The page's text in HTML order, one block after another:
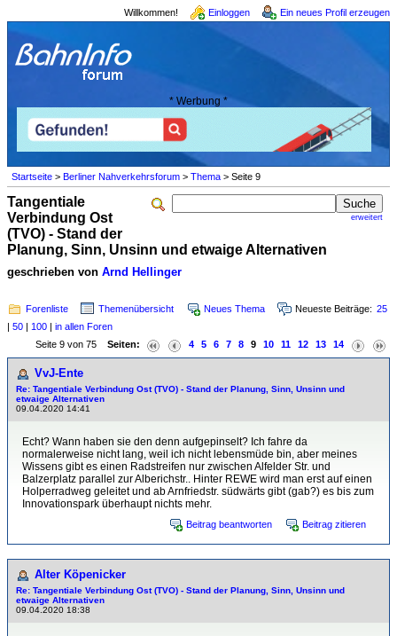
Willkommen! Einloggen Ein neues Profil erzeugen
* Werbung *
Startseite > Berliner Nahverkehrsforum > Thema > Seite 9
erweitert
Tangentiale
Verbindung Ost
(TVO) - Stand der
Planung, Sinn, Unsinn und etwaige Alternativen
geschrieben von Arnd Hellinger
Forenliste Themenübersicht Neues Thema Neueste Beiträge: 25
| 50 | 100 | in allen Foren
Seite 9 von 75 Seiten: 4 5 6 7 8 9 10 11 12 13 14
VvJ-Ente
Re: Tangentiale Verbindung Ost (TVO) - Stand der Planung, Sinn, Unsinn und
etwaige Alternativen
09.04.2020 14:41
Echt? Wann haben sie den denn aufgepinselt? Ich fahre da
normalerweise nicht lang, weil ich nicht lebensmüde bin, aber meines
Wissens gibt es einen Radstreifen nur zwischen Alfelder Str. und
Balzerplatz parallel zur Alberichstr.. Hinter REWE wird man erst auf einen
Holperradweg geleitet und ab Arnfriedstr. südwärts gibt (gab?) es bis zum
Innovationspark überhaupt nichts mehr.
Beitrag beantworten Beitrag zitieren
Alter Köpenicker
Re: Tangentiale Verbindung Ost (TVO) - Stand der Planung, Sinn, Unsinn und
etwaige Alternativen
09.04.2020 18:38